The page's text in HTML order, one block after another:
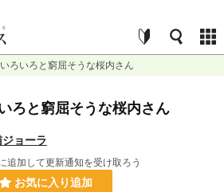
いろいろと窮屈そうな桜内さん
ろと窮屈そうな桜内さん
ョーラ
追加して更新通知を受け取ろう
お気に入り追加